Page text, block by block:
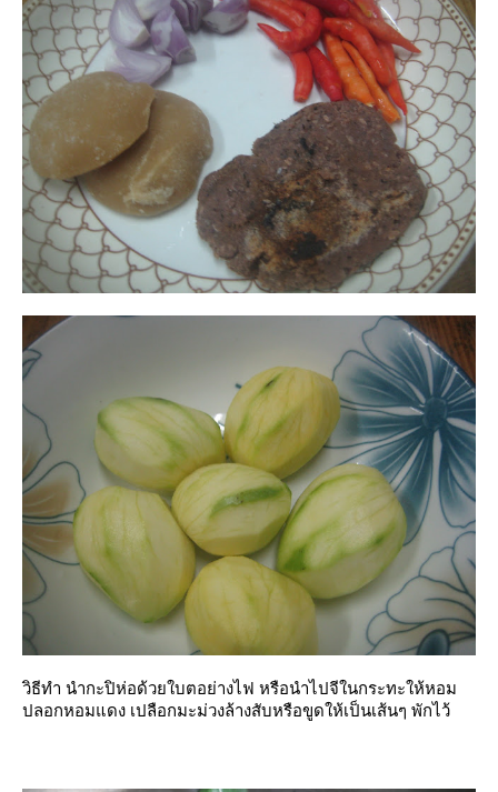
วิธีทำ นำกะปิห่อด้วยใบตอย่างไฟ หรือนำไปจีในกระทะให้หอม
ปลอกหอมแดง เปลือกมะม่วงล้างสับหรือขูดให้เป็นเส้นๆ พักไว้